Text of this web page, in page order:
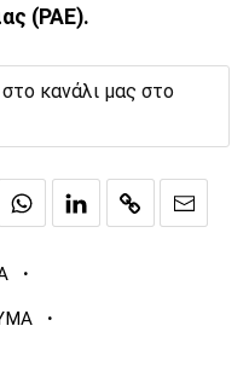
(ΡΑΕ).
κανάλι μας στο
·
·